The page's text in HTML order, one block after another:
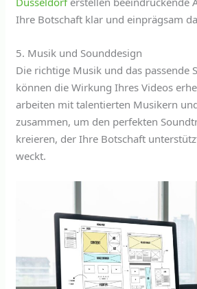
Ihre Botschaft klar und einprägsam
5. Musik und Sounddesign
Die richtige Musik und das passende
können die Wirkung Ihres Videos
arbeiten mit talentierten Musikern
zusammen, um den perfekten
kreieren, der Ihre Botschaft
weckt.